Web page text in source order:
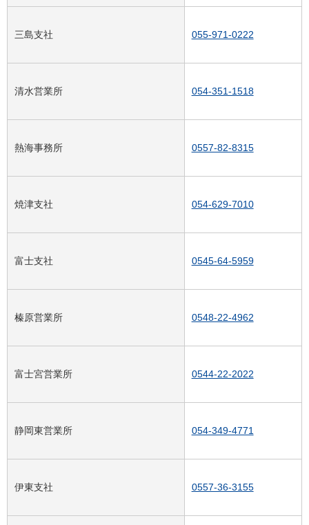
三島支社 055-971-0222
清水営業所 054-351-1518
熱海事務所 0557-82-8315
焼津支社 054-629-7010
富士支社 0545-64-5959
榛原営業所 0548-22-4962
富士宮営業所 0544-22-2022
静岡東営業所 054-349-4771
伊東支社 0557-36-3155